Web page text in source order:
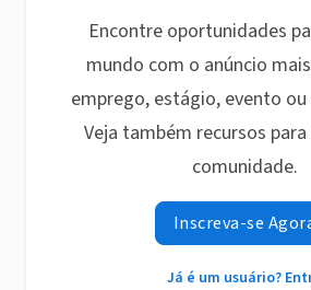
Encontre oportunidades
mundo com o anúncio
emprego, estágio, evento
Veja também recursos
comunidade.
Inscreva-se
Já é um usuário?